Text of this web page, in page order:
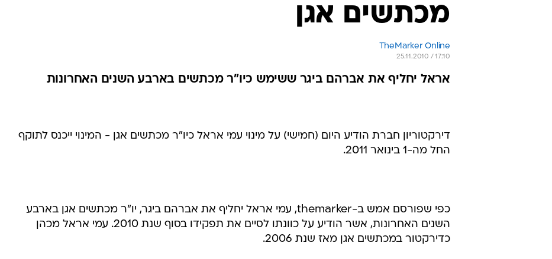
מכתשים אגן
TheMarker Online
25.11.2010 / 17:10
אראל יחליף את אברהם ביגר ששימש כיו"ר מכתשים בארבע השנים האחרונות
דירקטוריון חברת הודיע היום (חמישי) על מינוי עמי אראל כיו"ר מכתשים אגן - המינוי ייכנס לתוקף
החל מה-1 בינואר 2011.
כפי שפורסם אמש ב-themarker, עמי אראל יחליף את אברהם ביגר, יו"ר מכתשים אגן בארבע
השנים האחרונות, אשר הודיע על כוונתו לסיים את תפקידו בסוף שנת 2010. עמי אראל מכהן
כדירקטור במכתשים אגן מאז שנת 2006.